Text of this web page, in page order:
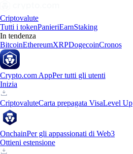
Criptovalute
Tutti i tokenPanieriEarnStaking
In tendenza
BitcoinEthereumXRPDogecoinCronos
Crypto.com AppPer tutti gli utenti
Inizia
CriptovaluteCarta prepagata VisaLevel Up
OnchainPer gli appassionati di Web3
Ottieni estensione